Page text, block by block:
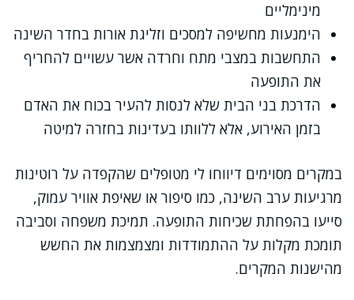
מינימליים
הימנעות מחשיפה למסכים וזליגת אורות בחדר השינה
התחשבות במצבי מתח וחרדה אשר עשויים להחריף
את התופעה
הדרכת בני הבית שלא לנסות להעיר בכוח את האדם
בזמן האירוע, אלא ללוותו בעדינות בחזרה למיטה
במקרים מסוימים דיווחו לי מטופלים שהקפדה על רוטינות
מרגיעות ערב השינה, כמו סיפור או שאיפת אוויר עמוק,
סייעו בהפחתת שכיחות התופעה. תמיכת משפחה וסביבה
תומכת מקלות על ההתמודדות ומצמצמות את החשש
מהישנות המקרים.